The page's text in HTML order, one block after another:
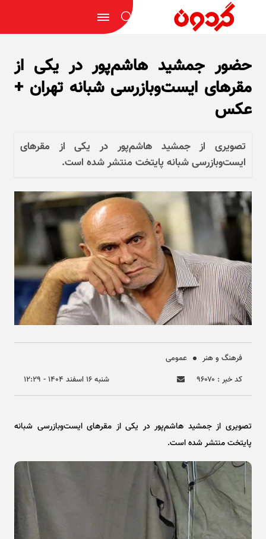
حضور جمشید هاشم‌پور در یکی از
مقر‌های ایست‌وبازرسی شبانه تهران +
عکس
تصویری از جمشید هاشم‌پور در یکی از مقر‌های
ایست‌وبازرسی شبانه پایتخت منتشر شده است.
فرهنگ و هنر
عمومی
کد خبر : ۹۶۰۷۰
شنبه ۱۶ اسفند ۱۴۰۴ - ۱۲:۲۹
تصویری از جمشید هاشم‌پور در یکی از مقر‌های ایست‌وبازرسی شبانه
پایتخت منتشر شده است.